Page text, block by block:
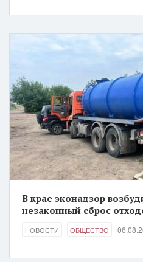
В крае эконадзор
незаконный сброс
НОВОСТИ ОБЩЕСТВО